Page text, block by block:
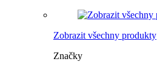
Zobrazit všechny produkty
Značky